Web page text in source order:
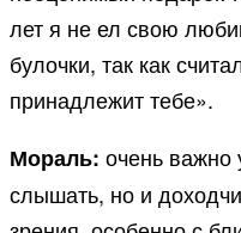
лет я не ел свою
булочки, так как
принадлежит тебе».
Мораль: очень важно
слышать, но и